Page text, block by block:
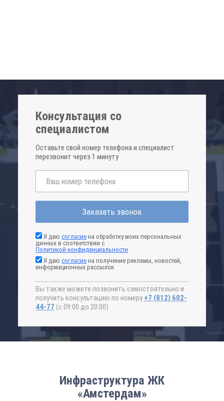
Консультация со
специалистом
Оставьте свой номер телефона и специалист
перезвонит через 1 минуту
Заказать звонок
Я даю согласиена обработку моих персональных
данных в соответствии с
Политикой конфиденциальности
Я даю согласиена получение рекламы, новостей,
информационных рассылок
Вы также можете позвонить самостоятельно и
получить консультацию по номеру +7 (812) 602-
44-77 (с 09:00 до 20:00)
Инфраструктура ЖК
«Амстердам»